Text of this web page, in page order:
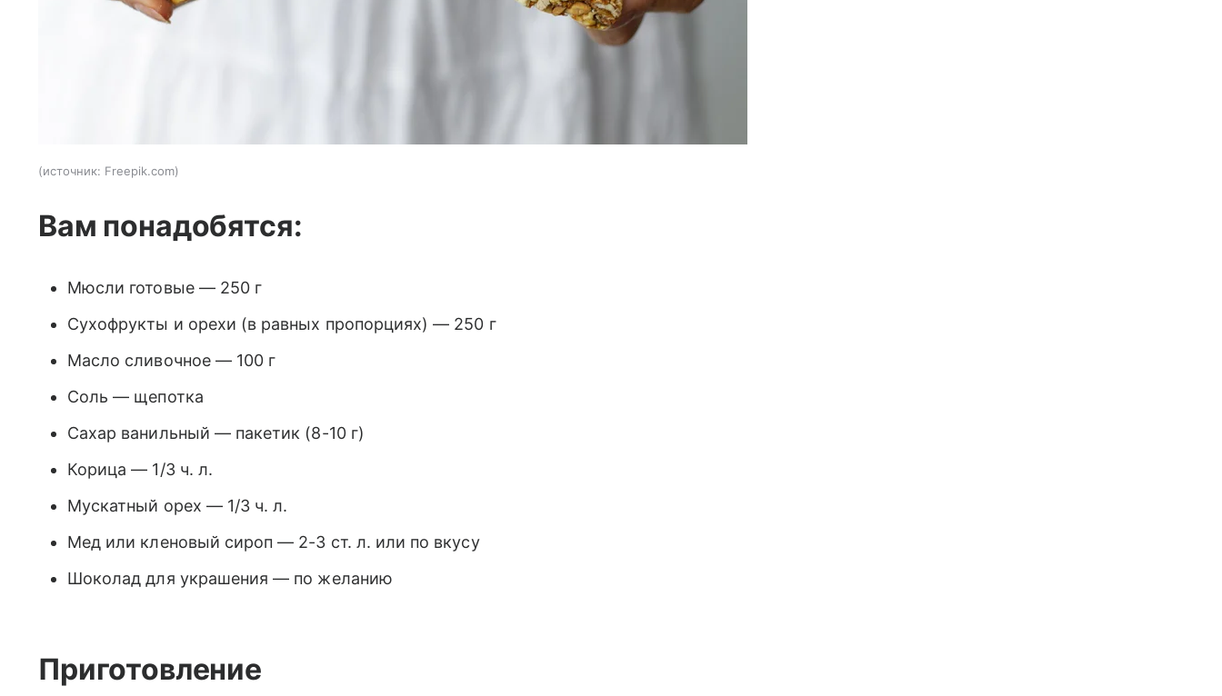
источник: Freepik.com
Вам понадобятся:
Мюсли готовые — 250 г
Сухофрукты и орехи (в равных пропорциях) — 250 г
Масло сливочное — 100 г
Соль — щепотка
Сахар ванильный — пакетик (8-10 г)
Корица — 1/3 ч. л.
Мускатный орех — 1/3 ч. л.
Мед или кленовый сироп — 2-3 ст. л. или по вкусу
Шоколад для украшения — по желанию
Приготовление